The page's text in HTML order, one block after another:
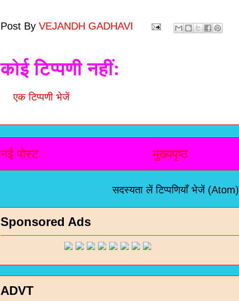
Post By VEJANDH GADHAVI
कोई टिप्पणी नहीं:
एक टिप्पणी भेजें
नई पोस्ट मुख्यपृष्ठ
सदस्यता लेंटिप्पणियाँ भेजें (Atom)
Sponsored Ads
ADVT